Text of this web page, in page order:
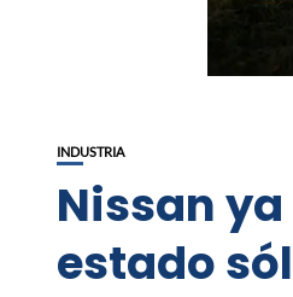
INDUSTRIA
Nissan
estado